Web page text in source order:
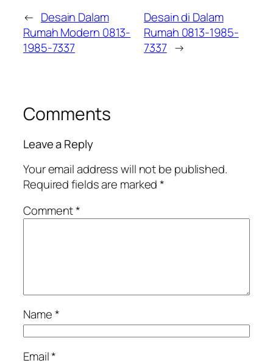
← Desain Dalam
Rumah Modern 0813-
1985-7337
Desain di Dalam
Rumah 0813-1985-
7337 →
Comments
Leave a Reply
Your email address will not be published.
Required fields are marked*
Comment*
Name*
Email*